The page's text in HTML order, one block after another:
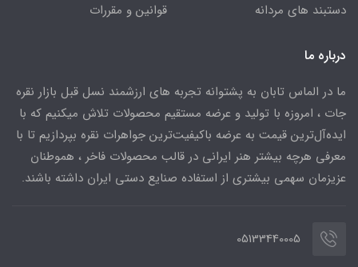
دستبند های مردانه
قوانین و مقررات
درباره ما
ما در الماس تابان به پشتوانه تجربه های ارزشمند نسل قبل بازار نقره
جات ، امروزه با تولید و عرضه مستقیم محصولات تلاش میکنیم که با
ایده‌آل‌ترین قیمت به عرضه باکیفیت‌ترین جواهرات نقره بپردازیم تا با
معرفی هرچه بیشتر هنر ایرانی در قالب محصولات فاخر ، هموطنان
عزیزمان سهمی بیشتری از استفاده صنایع دستی ایران داشته باشند.
05133440005